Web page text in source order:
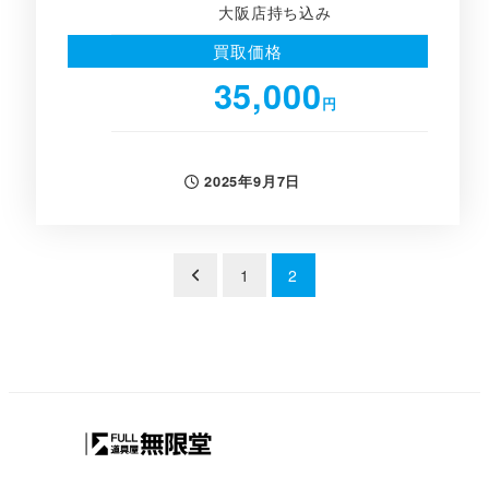
大阪店持ち込み
買取価格
35,000円
投稿日
2025年9月7日
1 2